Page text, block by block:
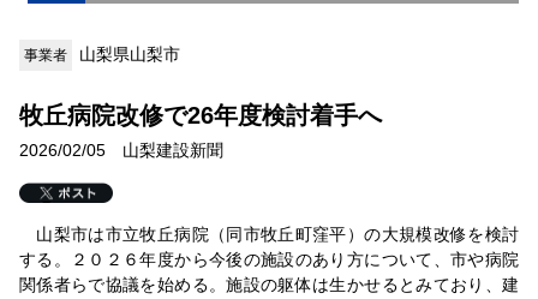
事業者 山梨県山梨市
牧丘病院改修で26年度検討着手へ
2026/02/05 山梨建設新聞
山梨市は市立牧丘病院（同市牧丘町窪平）の大規模改修を検討
する。２０２６年度から今後の施設のあり方について、市や病院
関係者らで協議を始める。施設の躯体は生かせるとみており、建